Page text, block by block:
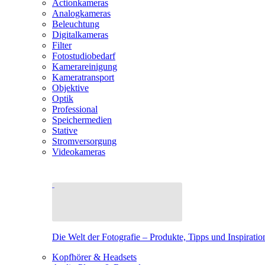
Actionkameras
Analogkameras
Beleuchtung
Digitalkameras
Filter
Fotostudiobedarf
Kamerareinigung
Kameratransport
Objektive
Optik
Professional
Speichermedien
Stative
Stromversorgung
Videokameras
Die Welt der Fotografie – Produkte, Tipps und
Kopfhörer & Headsets